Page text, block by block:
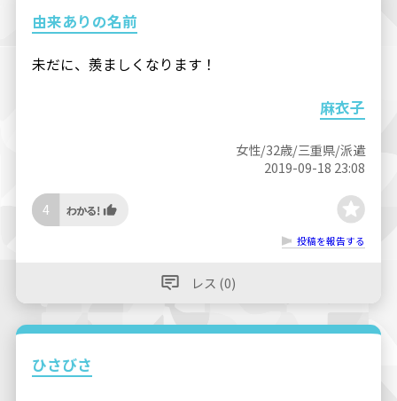
由来ありの名前
未だに、羨ましくなります！
麻衣子
女性/32歳/三重県/派遣
2019-09-18 23:08
4
投稿を報告する
レス (0)
ひさびさ